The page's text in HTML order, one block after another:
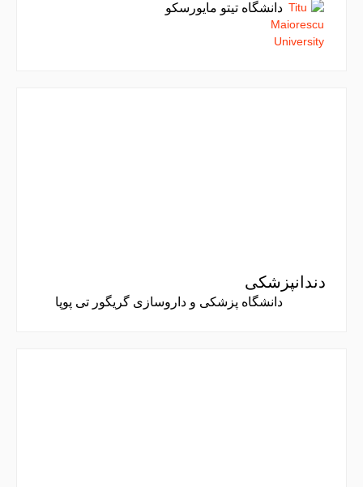
دانشگاه تیتو مایورسکو
دندانپزشکی
دانشگاه پزشکی و داروسازی گریگور تی پوپا